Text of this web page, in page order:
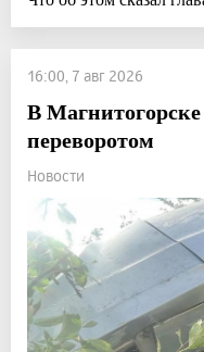
16:00, 7 авг 2026
В
переворотом
Новости